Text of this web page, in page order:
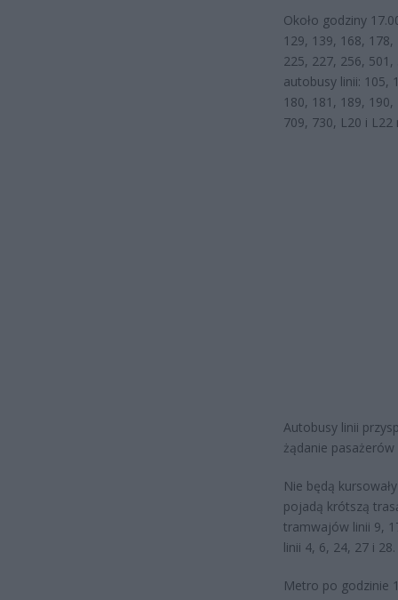
Około godziny
129, 139, 168,
225, 227, 256,
autobusy linii: 105,
180, 181, 189,
709, 730, L20 i L22
Autobusy linii
żądanie
Nie będą
pojadą krótszą
tramwajów linii 9,
linii 4, 6, 24, 27 i 28.
Metro po godzinie